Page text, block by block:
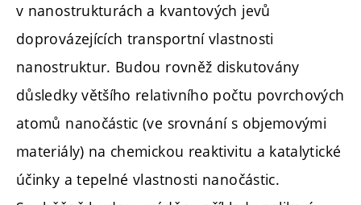
v nanostrukturách a kvantových jevů
doprovázejících transportní vlastnosti
nanostruktur. Budou rovněž diskutovány
důsledky většího relativního počtu povrchových
atomů nanočástic (ve srovnání s objemovými
materiály) na chemickou reaktivitu a katalytické
účinky a tepelné vlastnosti nanočástic.